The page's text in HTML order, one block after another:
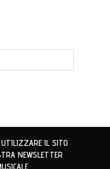
UTILIZZARE IL SITO
NEWSLETTER